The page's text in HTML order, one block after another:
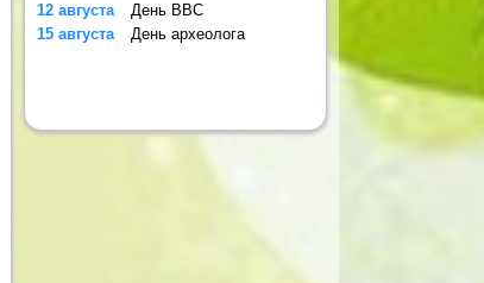
12 августа
День ВВС
15 августа
День археолога